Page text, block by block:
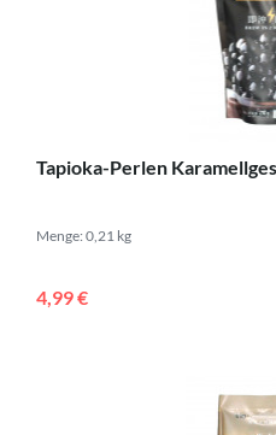
Tapioka-Perlen
Menge: 0,21 kg
4,99 €